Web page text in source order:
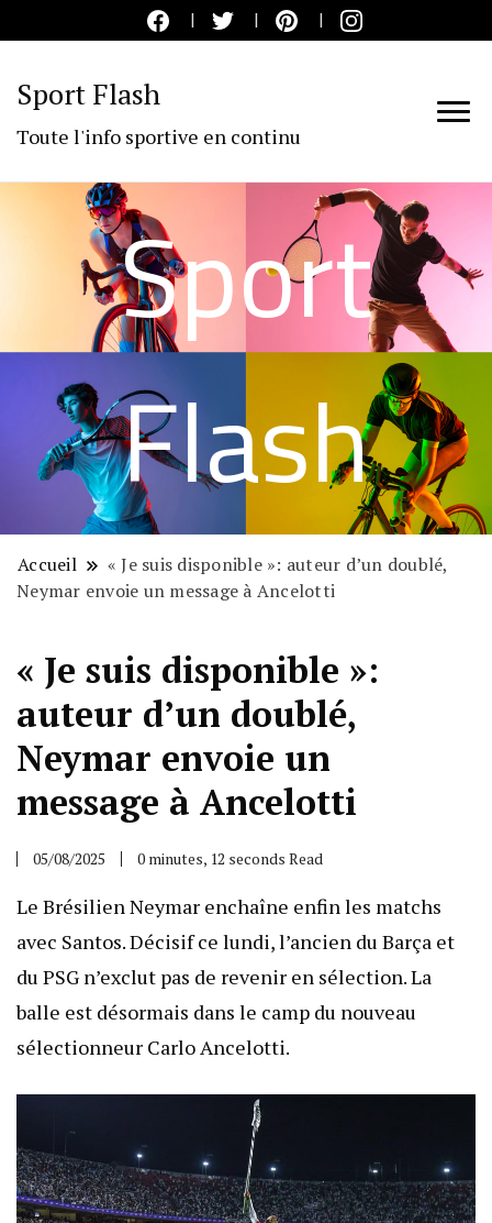
Sport Flash
Toute l'info sportive en continu
Sport
Flash
Accueil
« Je suis disponible »: auteur d’un doublé,
Neymar envoie un message à Ancelotti
« Je suis disponible »:
auteur d’un doublé,
Neymar envoie un
message à Ancelotti
05/08/2025 0 minutes, 12 seconds Read
Le Brésilien Neymar enchaîne enfin les matchs
avec Santos. Décisif ce lundi, l’ancien du Barça et
du PSG n’exclut pas de revenir en sélection. La
balle est désormais dans le camp du nouveau
sélectionneur Carlo Ancelotti.